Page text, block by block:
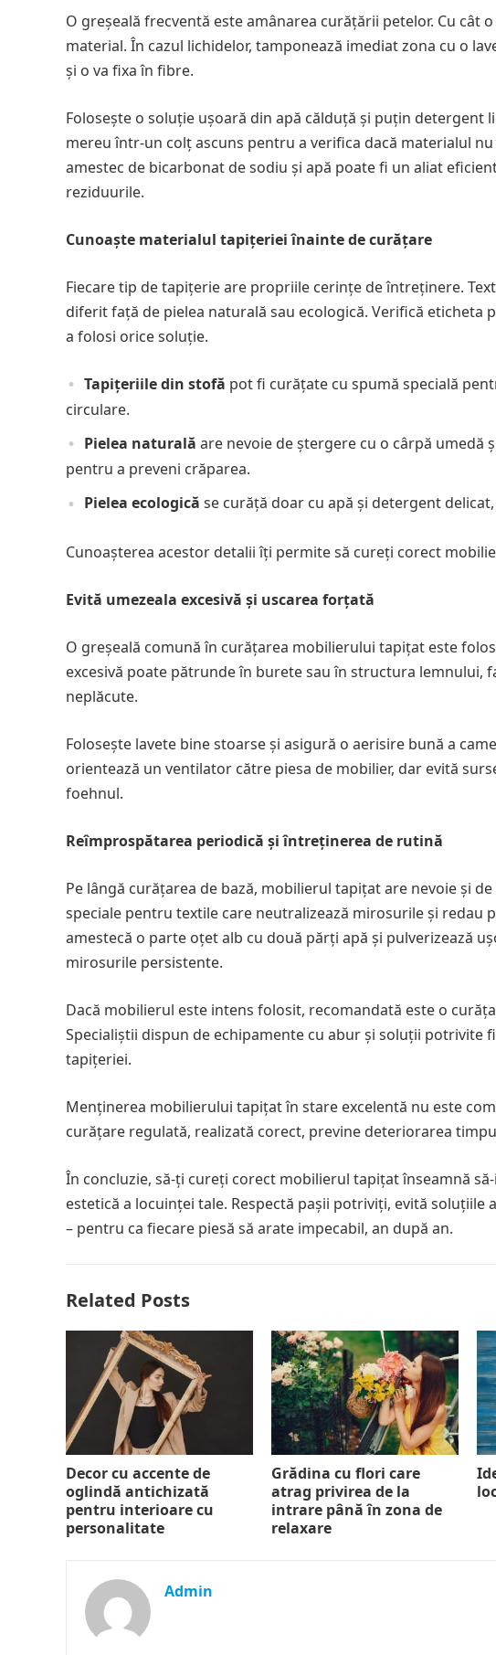
O greșeală frecventă este amânarea curățării petelor. Cu cât
material. În cazul lichidelor, tamponează imediat zona cu o
și o va fixa în fibre.
Folosește o soluție ușoară din apă călduță și puțin detergent
mereu într-un colț ascuns pentru a verifica dacă materialul
amestec de bicarbonat de sodiu și apă poate fi un aliat
reziduurile.
Cunoaște materialul tapițeriei înainte de curățare
Fiecare tip de tapițerie are propriile cerințe de întreținere.
diferit față de pielea naturală sau ecologică. Verifică
a folosi orice soluție.
Tapițeriile din stofă pot fi curățate cu spumă specială
circulare.
Pielea naturală are nevoie de ștergere cu o cârpă umedă
pentru a preveni crăparea.
Pielea ecologică se curăță doar cu apă și detergent
Cunoașterea acestor detalii îți permite să cureți corect
Evită umezeala excesivă și uscarea forțată
O greșeală comună în curățarea mobilierului tapițat este
excesivă poate pătrunde în burete sau în structura
neplăcute.
Folosește lavete bine stoarse și asigură o aerisire bună a
orientează un ventilator către piesa de mobilier, dar evită
foehnul.
Reîmprospătarea periodică și întreținerea de rutină
Pe lângă curățarea de bază, mobilierul tapițat are nevoie și
speciale pentru textile care neutralizează mirosurile și
amestecă o parte oțet alb cu două părți apă și pulverizează
mirosurile persistente.
Dacă mobilierul este intens folosit, recomandată este o
Specialiștii dispun de echipamente cu abur și soluții potrivite
tapițeriei.
Menținerea mobilierului tapițat în stare excelentă nu este
curățare regulată, realizată corect, previne deteriorarea
În concluzie, să-ți cureți corect mobilierul tapițat înseamnă
estetică a locuinței tale. Respectă pașii potriviți, evită
– pentru ca fiecare piesă să arate impecabil, an după an.
Related Posts
Decor cu accente de
oglindă antichizată
pentru interioare cu
personalitate
Grădina cu flori care
atrag privirea de la
intrare până în zona de
relaxare
Admin